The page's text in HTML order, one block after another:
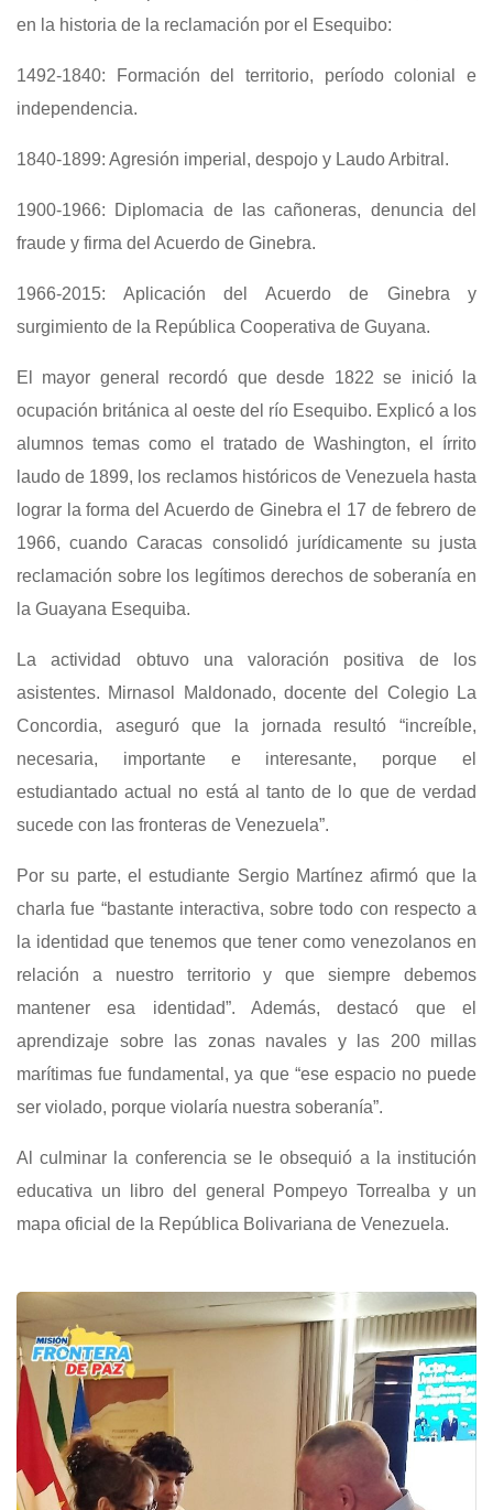
en la historia de la reclamación por el Esequibo:
1492-1840: Formación del territorio, período colonial e
independencia.
1840-1899: Agresión imperial, despojo y Laudo Arbitral.
1900-1966: Diplomacia de las cañoneras, denuncia del
fraude y firma del Acuerdo de Ginebra.
1966-2015: Aplicación del Acuerdo de Ginebra y
surgimiento de la República Cooperativa de Guyana.
El mayor general recordó que desde 1822 se inició la
ocupación británica al oeste del río Esequibo. Explicó a los
alumnos temas como el tratado de Washington, el írrito
laudo de 1899, los reclamos históricos de Venezuela hasta
lograr la forma del Acuerdo de Ginebra el 17 de febrero de
1966, cuando Caracas consolidó jurídicamente su justa
reclamación sobre los legítimos derechos de soberanía en
la Guayana Esequiba.
La actividad obtuvo una valoración positiva de los
asistentes. Mirnasol Maldonado, docente del Colegio La
Concordia, aseguró que la jornada resultó “increíble,
necesaria, importante e interesante, porque el
estudiantado actual no está al tanto de lo que de verdad
sucede con las fronteras de Venezuela”.
Por su parte, el estudiante Sergio Martínez afirmó que la
charla fue “bastante interactiva, sobre todo con respecto a
la identidad que tenemos que tener como venezolanos en
relación a nuestro territorio y que siempre debemos
mantener esa identidad”. Además, destacó que el
aprendizaje sobre las zonas navales y las 200 millas
marítimas fue fundamental, ya que “ese espacio no puede
ser violado, porque violaría nuestra soberanía”.
Al culminar la conferencia se le obsequió a la institución
educativa un libro del general Pompeyo Torrealba y un
mapa oficial de la República Bolivariana de Venezuela.